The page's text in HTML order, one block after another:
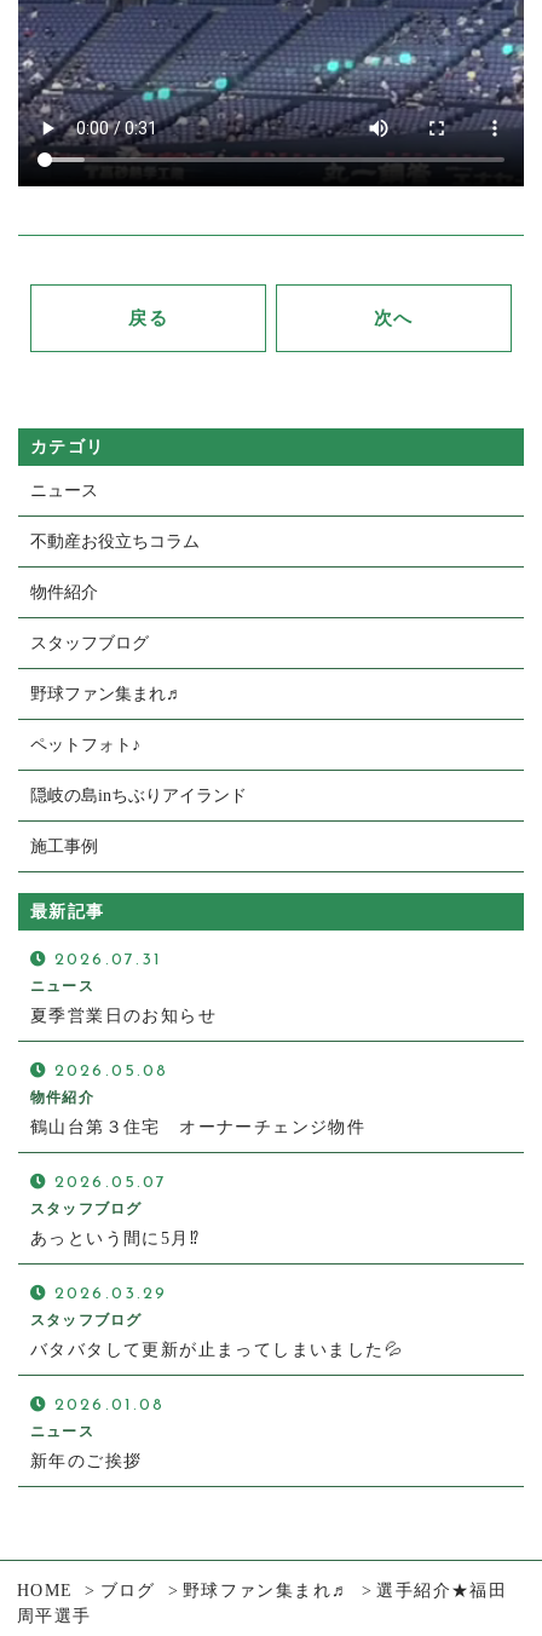
戻る 次へ
カテゴリ
ニュース
不動産お役立ちコラム
物件紹介
スタッフブログ
野球ファン集まれ♬
ペットフォト♪
隠岐の島inちぶりアイランド
施工事例
最新記事
2026.07.31
ニュース
夏季営業日のお知らせ
2026.05.08
物件紹介
鶴山台第３住宅 オーナーチェンジ物件
2026.05.07
スタッフブログ
あっという間に5月⁉
2026.03.29
スタッフブログ
バタバタして更新が止まってしまいました💦
2026.01.08
ニュース
新年のご挨拶
HOME ブログ 野球ファン集まれ♬
選手紹介★福田
周平選手